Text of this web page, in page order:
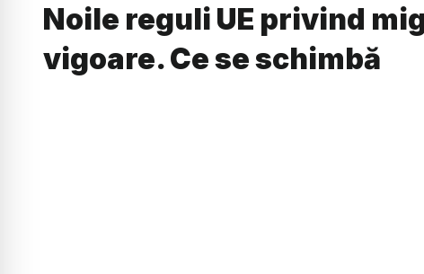
Noile reguli UE privind
vigoare. Ce se schimbă